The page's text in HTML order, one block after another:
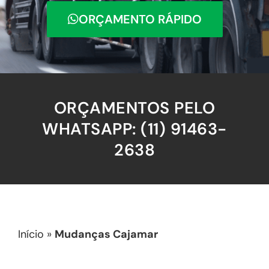
ORÇAMENTO RÁPIDO
ORÇAMENTOS PELO
WHATSAPP: (11) 91463-
2638
Início » Mudanças Cajamar